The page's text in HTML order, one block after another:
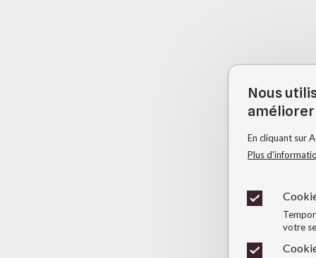
Nous
En cliquant sur
Plus
votre